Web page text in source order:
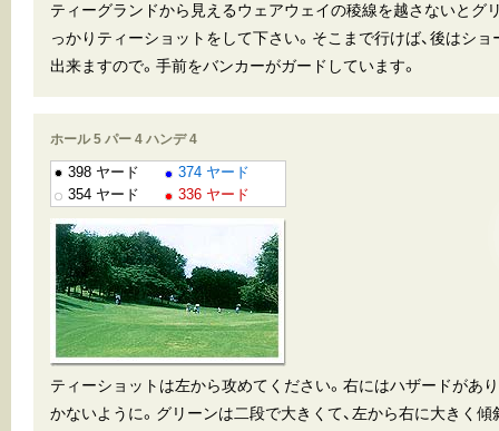
ティーグランドから見えるウェアウェイの稜線を越さないとグ
っかりティーショットをして下さい。そこまで行けば、後はシ
出来ますので。手前をバンカーがガードしています。
ホール 5 パー 4 ハンデ 4
398 ヤード
374 ヤード
354 ヤード
336 ヤード
ティーショットは左から攻めてください。右にはハザードがあ
かないように。グリーンは二段で大きくて、左から右に大きく